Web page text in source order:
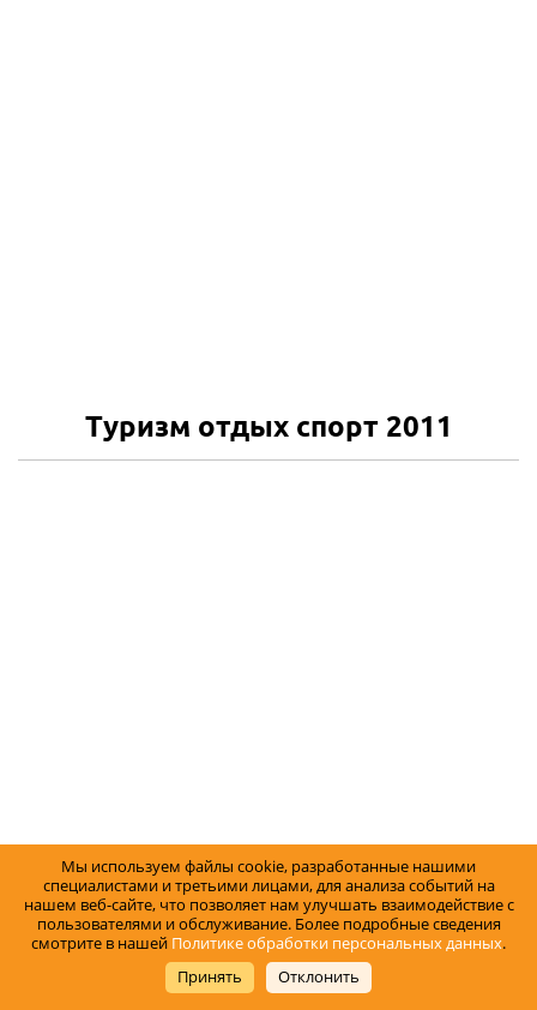
Туризм отдых спорт 2011
Туризм, отдых, спорт 2010
Мы используем файлы cookie, разработанные нашими
специалистами и третьими лицами, для анализа событий на
нашем веб-сайте, что позволяет нам улучшать взаимодействие с
пользователями и обслуживание. Более подробные сведения
смотрите в нашей Политике обработки персональных данных.
Принять
Отклонить